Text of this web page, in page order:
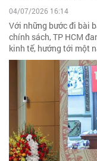
04/07/2026 16:14
Với những bước đi bài
chính sách, TP HCM
kinh tế, hướng tới một